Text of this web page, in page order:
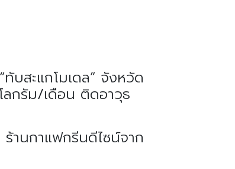
บสะแกโมเดล” จังหวัด
ลกรัม/เดือน ติดอาวุธ
านกาแฟกรีนดีไซน์จาก